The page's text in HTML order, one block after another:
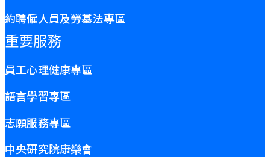
約聘僱人員及勞基法專區
重要服務
員工心理健康專區
語言學習專區
志願服務專區
中央研究院康樂會